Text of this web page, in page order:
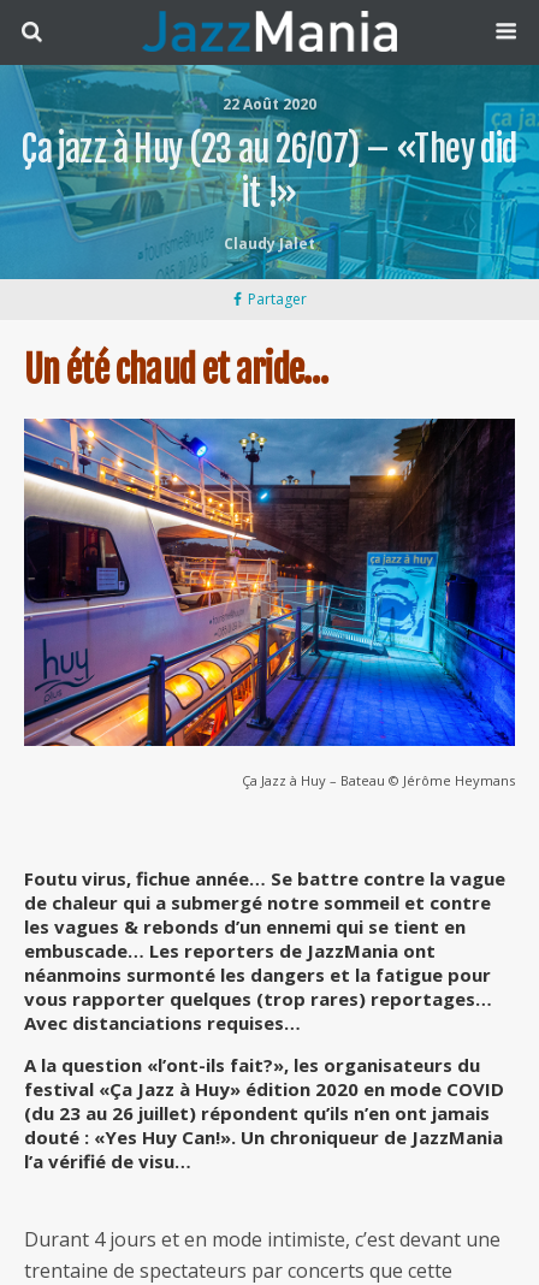
22 Août 2020
Ça jazz à Huy (23 au 26/07) – «They did
it !»
Claudy Jalet
Partager
Un été chaud et aride…
Ça Jazz à Huy – Bateau © Jérôme Heymans
Foutu virus, fichue année… Se battre contre la vague
de chaleur qui a submergé notre sommeil et contre
les vagues & rebonds d’un ennemi qui se tient en
embuscade… Les reporters de JazzMania ont
néanmoins surmonté les dangers et la fatigue pour
vous rapporter quelques (trop rares) reportages…
Avec distanciations requises…
A la question «l’ont-ils fait?», les organisateurs du
festival «Ça Jazz à Huy» édition 2020 en mode COVID
(du 23 au 26 juillet) répondent qu’ils n’en ont jamais
douté : «Yes Huy Can!». Un chroniqueur de JazzMania
l’a vérifié de visu…
Durant 4 jours et en mode intimiste, c’est devant une
trentaine de spectateurs par concerts que cette